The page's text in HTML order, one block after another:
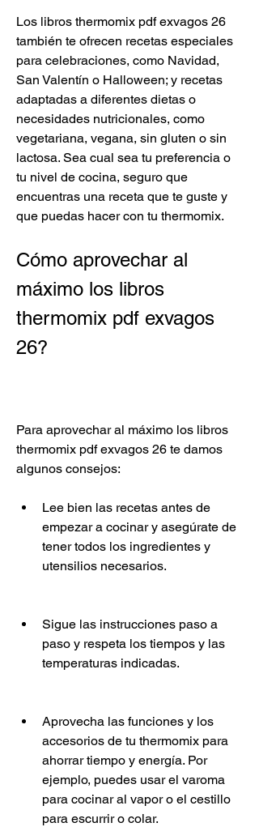
Los libros thermomix pdf exvagos 26
también te ofrecen recetas especiales
para celebraciones, como Navidad,
San Valentín o Halloween; y recetas
adaptadas a diferentes dietas o
necesidades nutricionales, como
vegetariana, vegana, sin gluten o sin
lactosa. Sea cual sea tu preferencia o
tu nivel de cocina, seguro que
encuentras una receta que te guste y
que puedas hacer con tu thermomix.
Cómo aprovechar al
máximo los libros
thermomix pdf exvagos
26?
Para aprovechar al máximo los libros
thermomix pdf exvagos 26 te damos
algunos consejos:
Lee bien las recetas antes de
empezar a cocinar y asegúrate de
tener todos los ingredientes y
utensilios necesarios.
Sigue las instrucciones paso a
paso y respeta los tiempos y las
temperaturas indicadas.
Aprovecha las funciones y los
accesorios de tu thermomix para
ahorrar tiempo y energía. Por
ejemplo, puedes usar el varoma
para cocinar al vapor o el cestillo
para escurrir o colar.